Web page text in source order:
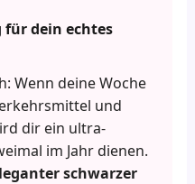
dein echtes
Wenn deine Woche
und
dir ein ultra-
im Jahr dienen.
schwarzer